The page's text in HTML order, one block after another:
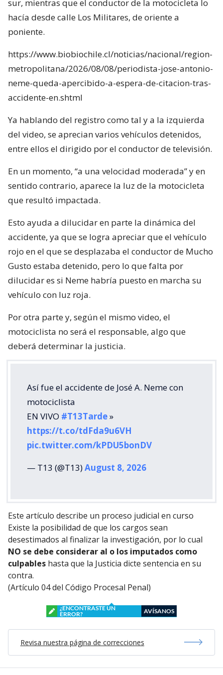
sur, mientras que el conductor de la motocicleta lo
hacía desde calle Los Militares, de oriente a
poniente.
https://www.biobiochile.cl/noticias/nacional/region-
metropolitana/2026/08/08/periodista-jose-antonio-
neme-queda-apercibido-a-espera-de-citacion-tras-
accidente-en.shtml
Ya hablando del registro como tal y a la izquierda
del video, se aprecian varios vehículos detenidos,
entre ellos el dirigido por el conductor de televisión.
En un momento, “a una velocidad moderada” y en
sentido contrario, aparece la luz de la motocicleta
que resultó impactada.
Esto ayuda a dilucidar en parte la dinámica del
accidente, ya que se logra apreciar que el vehículo
rojo en el que se desplazaba el conductor de Mucho
Gusto estaba detenido, pero lo que falta por
dilucidar es si Neme habría puesto en marcha su
vehículo con luz roja.
Por otra parte y, según el mismo video, el
motociclista no será el responsable, algo que
deberá determinar la justicia.
Así fue el accidente de José A. Neme con
motociclista
EN VIVO #T13Tarde»
https://t.co/tdFda9u6VH
pic.twitter.com/kPDU5bonDV
— T13 (@T13)August 8, 2026
Este artículo describe un proceso judicial en curso
Existe la posibilidad de que los cargos sean
desestimados al finalizar la investigación, por lo cual
NO se debe considerar al o los imputados como
culpables hasta que la Justicia dicte sentencia en su
contra.
(Artículo 04 del Código Procesal Penal)
¿ENCONTRASTE UN
ERROR?
AVÍSANOS
Revisa nuestra página de correcciones